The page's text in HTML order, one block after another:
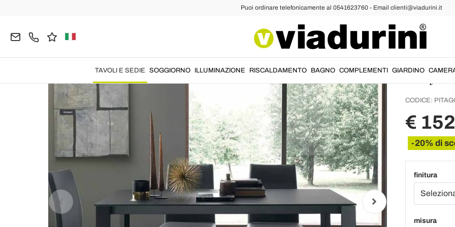
Puoi ordinare telefonicamente al 0541623760 - Email clienti@viadurini.it
TAVOLI E SEDIE SOGGIORNO ILLUMINAZIONE RISCALDAMENTO BAGNO COMPLEMENTI GIARDINO
cm
Italy -
CODICE:
€
-20% di
finitura
misura